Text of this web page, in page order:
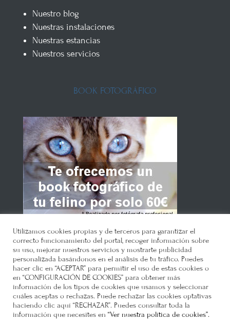
Nuestro blog
Nuestras instalaciones
Nuestras estancias
Nuestros servicios
BOOK FOTOGRÁFICO
Gatosphera© 2021 •Política de
privacidad•Política de cookies•Como
llegar•Requisitos•
Utilizamos cookies propias y de terceros para garantizar el
correcto funcionamiento del portal, recoger información sobre
su uso, mejorar nuestros servicios y mostrarte publicidad
personalizada basándonos en el análisis de tu tráfico. Puedes
hacer clic en “ACEPTAR” para permitir el uso de estas cookies o
en “CONFIGURACIÓN DE COOKIES” para obtener más
información de los tipos de cookies que usamos y seleccionar
cuáles aceptas o rechazas. Puede rechazar las cookies optativas
haciendo clic aquí “RECHAZAR”. Puedes consultar toda la
información que necesites en “Ver nuestra política de cookies”.